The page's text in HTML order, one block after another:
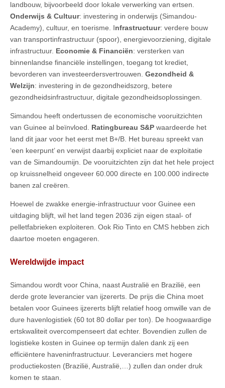
landbouw, bijvoorbeeld door lokale verwerking van ertsen.
Onderwijs & Cultuur: investering in onderwijs (Simandou-
Academy), cultuur, en toerisme. Infrastructuur: verdere bouw
van transportinfrastructuur (spoor), energievoorziening, digitale
infrastructuur. Economie & Financiën: versterken van
binnenlandse financiële instellingen, toegang tot krediet,
bevorderen van investeerdersvertrouwen. Gezondheid &
Welzijn: investering in de gezondheidszorg, betere
gezondheidsinfrastructuur, digitale gezondheidsoplossingen.
Simandou heeft ondertussen de economische vooruitzichten
van Guinee al beïnvloed. Ratingbureau S&P waardeerde het
land dit jaar voor het eerst met B+/B. Het bureau spreekt van
‘een keerpunt’ en verwijst daarbij expliciet naar de exploitatie
van de Simandoumijn. De vooruitzichten zijn dat het hele project
op kruissnelheid ongeveer 60.000 directe en 100.000 indirecte
banen zal creëren.
Hoewel de zwakke energie-infrastructuur voor Guinee een
uitdaging blijft, wil het land tegen 2036 zijn eigen staal- of
pelletfabrieken exploiteren. Ook Rio Tinto en CMS hebben zich
daartoe moeten engageren.
Wereldwijde impact
Simandou wordt voor China, naast Australië en Brazilië, een
derde grote leverancier van ijzererts. De prijs die China moet
betalen voor Guinees ijzererts blijft relatief hoog omwille van de
dure havenlogistiek (60 tot 80 dollar per ton). De hoogwaardige
ertskwaliteit overcompenseert dat echter. Bovendien zullen de
logistieke kosten in Guinee op termijn dalen dank zij een
efficiëntere haveninfrastructuur. Leveranciers met hogere
productiekosten (Brazilië, Australië,…) zullen dan onder druk
komen te staan.